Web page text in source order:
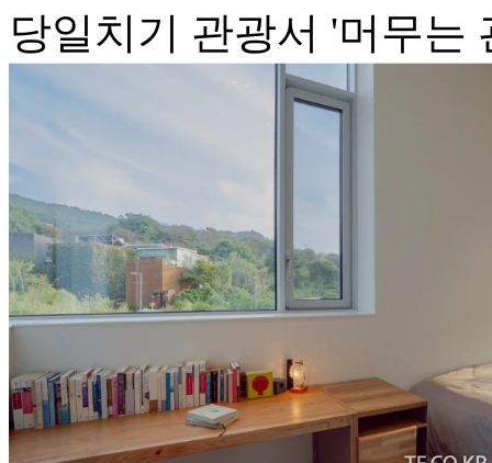
당일치기 관광서 '머무는